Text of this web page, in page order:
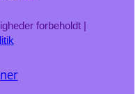
forbeholdt |